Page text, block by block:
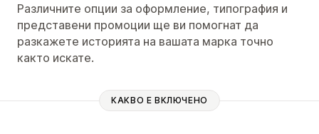
Различните опции за оформление, типография и
представени промоции ще ви помогнат да
разкажете историята на вашата марка точно
както искате.
КАКВО Е ВКЛЮЧЕНО